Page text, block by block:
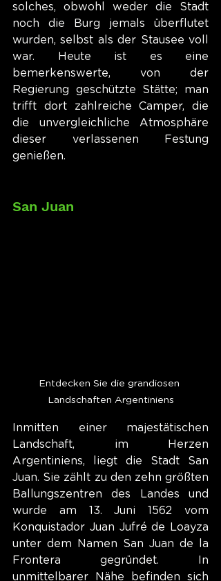
solches, obwohl weder die Stadt
noch die Burg jemals überflutet
wurden, selbst als der Stausee voll
war. Heute ist es eine
bemerkenswerte, von der
Regierung geschützte Stätte; man
trifft dort zahlreiche Camper, die
die unvergleichliche Atmosphäre
dieser verlassenen Festung
genießen.
San Juan
Entdecken Sie die grandiosen
Landschaften Argentiniens
Inmitten einer majestätischen
Landschaft, im Herzen
Argentiniens, liegt die Stadt San
Juan. Sie zählt zu den zehn größten
Ballungszentren des Landes und
wurde am 13. Juni 1562 vom
Konquistador Juan Jufré de Loayza
unter dem Namen San Juan de la
Frontera gegründet. In
unmittelbarer Nähe befinden sich